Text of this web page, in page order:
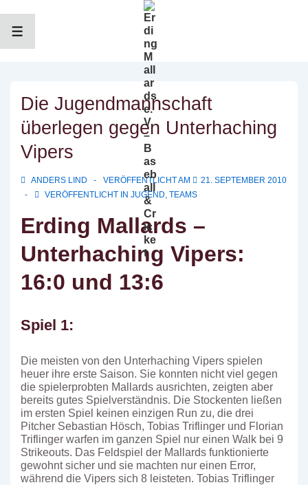
InhaltMENÜ
Die Jugendmannschaft
überlegen gegen Unterhaching
Vipers
ANDERS LIND VERÖFFENTLICHT AM
21. SEPTEMBER 2010
VERÖFFENTLICHT IN JUGEND, TEAMS
Erding Mallards –
Unterhaching Vipers:
16:0 und 13:6
Spiel 1:
Die meisten von den Unterhaching Vipers spielen
heuer ihre erste Saison. Sie konnten nicht viel gegen
die spielerprobten Mallards ausrichten, zeigten aber
bereits gutes Spielverständnis. Die Stockenten ließen
im ersten Spiel keinen einzigen Run zu, die drei
Pitcher Sebastian Hösch, Tobias Triflinger und Florian
Triflinger warfen im ganzen Spiel nur einen Walk bei 9
Strikeouts. Das Feldspiel der Mallards funktionierte
gewohnt sicher und sie machten nur einen Error,
während die Vipers sich 8 leisteten. Tobias Triflinger